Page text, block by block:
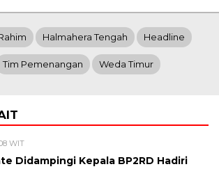
Halmahera Tengah Headline
Tim Pemenangan Weda Timur
WIT
Didampingi Kepala BP2RD Hadiri